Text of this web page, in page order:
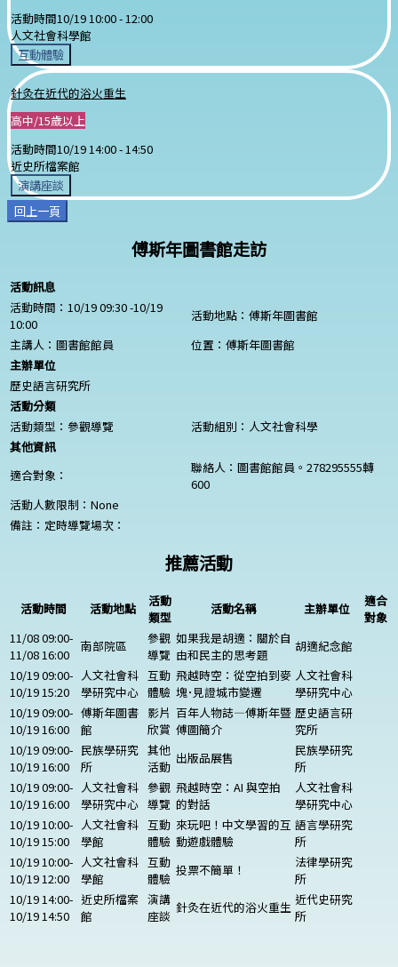
活動時間10/19 10:00 -12:00
人文社會科學館
互動體驗
針灸在近代的浴火重生
高中/15歲以上
活動時間10/19 14:00 -14:50
近史所檔案館
演講座談
回上一頁
傅斯年圖書館走訪
活動訊息
活動時間：10/19 09:30 -10/19
10:00
活動地點：傅斯年圖書館
主講人：圖書館館員
位置：傅斯年圖書館
主辦單位
歷史語言研究所
活動分類
活動類型：參觀導覽
活動組別：人文社會科學
其他資訊
適合對象：
聯絡人：圖書館館員。278295555轉
600
活動人數限制： None
備註：定時導覽場次：
推薦活動
活動時間 活動地點
活動
類型
活動名稱 主辦單位
適合
對象
11/08 09:00-
11/08 16:00
南部院區
參觀
導覽
如果我是胡適：關於自
由和民主的思考題
胡適紀念館
10/19 09:00-
10/19 15:20
人文社會科
學研究中心
互動
體驗
飛越時空：從空拍到麥
塊･見證城市變遷
人文社會科
學研究中心
10/19 09:00-
10/19 16:00
傅斯年圖書
館
影片
欣賞
百年人物誌—傅斯年暨
傅圖簡介
歷史語言研
究所
10/19 09:00-
10/19 16:00
民族學研究
所
其他
活動
出版品展售
民族學研究
所
10/19 09:00-
10/19 16:00
人文社會科
學研究中心
參觀
導覽
飛越時空：AI 與空拍
的對話
人文社會科
學研究中心
10/19 10:00-
10/19 15:00
人文社會科
學館
互動
體驗
來玩吧！中文學習的互
動遊戲體驗
語言學研究
所
10/19 10:00-
10/19 12:00
人文社會科
學館
互動
體驗
投票不簡單！
法律學研究
所
10/19 14:00-
10/19 14:50
近史所檔案
館
演講
座談
針灸在近代的浴火重生 近代史研究
所